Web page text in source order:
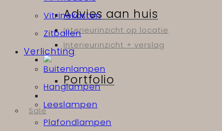
Advies aan huis
Interieurinzicht op locatie
Interieurinzicht + verslag
Portfolio
Sale
Vitrinekasten
Zitballen
Verlichting
Buitenlampen
Hanglampen
Leeslampen
Plafondlampen